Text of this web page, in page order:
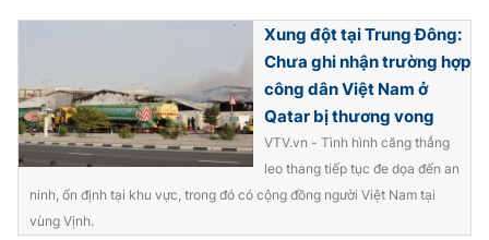
Giấy phép hoạt động báo in và báo điện tử số 483/GP-BTTTT
cấp ngày 29/12/2023
Tổng Biên tập:Vũ Thanh Thủy
Phó Tổng Biên tập:Nguyễn Thị Mỹ Hạnh, Phạm Quốc Thắng,
Nguyễn Trọng Ninh
Tổng đài VTV:024.38 355 931 - 024.38 355 932
Ðiện thoại Thời báo VTV:
Xung đột tại Trung Đông:
Chưa ghi nhận trường hợp
công dân Việt Nam ở
Qatar bị thương vong
VTV.vn - Tình hình căng thẳng
leo thang tiếp tục đe dọa đến an
ninh, ổn định tại khu vực, trong đó có cộng đồng người Việt Nam tại
vùng Vịnh.